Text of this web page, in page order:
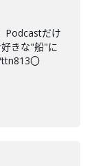
Podcastだけ
きな"船"に
〇